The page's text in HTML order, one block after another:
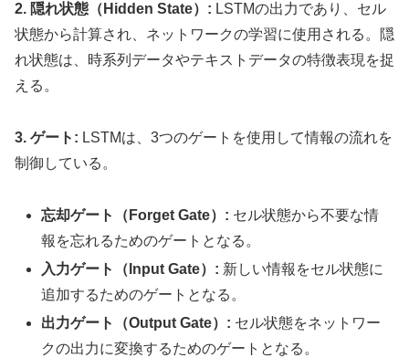
2. 隠れ状態（Hidden State）: LSTMの出力であり、セル
状態から計算され、ネットワークの学習に使用される。隠
れ状態は、時系列データやテキストデータの特徴表現を捉
える。
3. ゲート: LSTMは、3つのゲートを使用して情報の流れを
制御している。
忘却ゲート（Forget Gate）: セル状態から不要な情
報を忘れるためのゲートとなる。
入力ゲート（Input Gate）: 新しい情報をセル状態に
追加するためのゲートとなる。
出力ゲート（Output Gate）: セル状態をネットワー
クの出力に変換するためのゲートとなる。